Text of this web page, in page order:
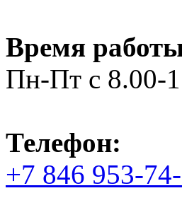
Время
Пн-Пт с 8.00-
Телефон:
+7 846 953-